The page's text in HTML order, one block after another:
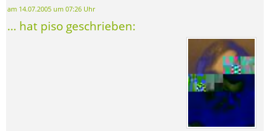
am 14.07.2005 um 07:26 Uhr
... hat piso geschrieben: